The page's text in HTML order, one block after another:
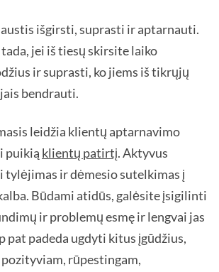
išgirsti, suprasti ir aptarnauti.
jei iš tiesų skirsite laiko
ir suprasti, ko jiems iš tikrųjų
bendrauti.
leidžia klientų aptarnavimo
puikią klientų patirtį. Aktyvus
tylėjimas ir dėmesio sutelkimas į
Būdami atidūs, galėsite įsigilinti
ir problemų esmę ir lengvai jas
pat padeda ugdyti kitus įgūdžius,
rūpestingam,